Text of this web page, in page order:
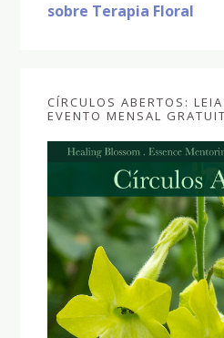
sobre Terapia Floral
CÍRCULOS ABERTOS:
EVENTO MENSAL